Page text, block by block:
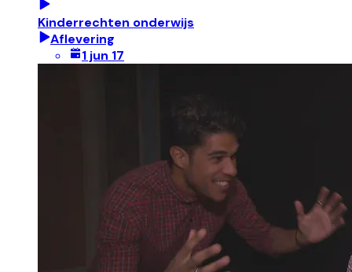
Kinderrechten onderwijs
Aflevering
1 jun 17